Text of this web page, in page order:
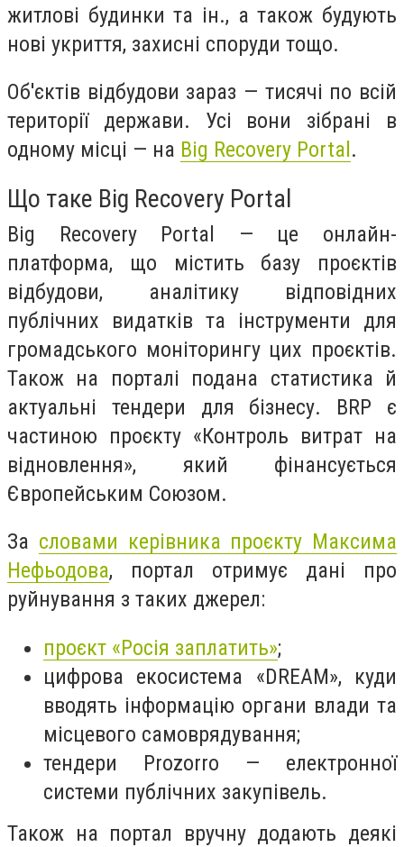
житлові будинки та ін., а також будують
нові укриття, захисні споруди тощо.
Об'єктів відбудови зараз — тисячі по всій
території держави. Усі вони зібрані в
одному місці — на Big Recovery Portal .
Що таке Big Recovery Portal
Big Recovery Portal — це онлайн-
платформа, що містить базу проєктів
відбудови, аналітику відповідних
публічних видатків та інструменти для
громадського моніторингу цих проєктів.
Також на порталі подана статистика й
актуальні тендери для бізнесу. BRP є
частиною проєкту «Контроль витрат на
відновлення», який фінансується
Європейським Союзом.
За словами керівника проєкту Максима
Нефьодова, портал отримує дані про
руйнування з таких джерел:
проєкт «Росія заплатить»;
цифрова екосистема «DREAM», куди
вводять інформацію органи влади та
місцевого самоврядування;
тендери Prozorro — електронної
системи публічних закупівель.
Також на портал вручну додають деякі